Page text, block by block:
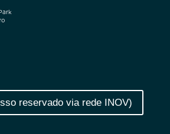
reservado via rede INOV)